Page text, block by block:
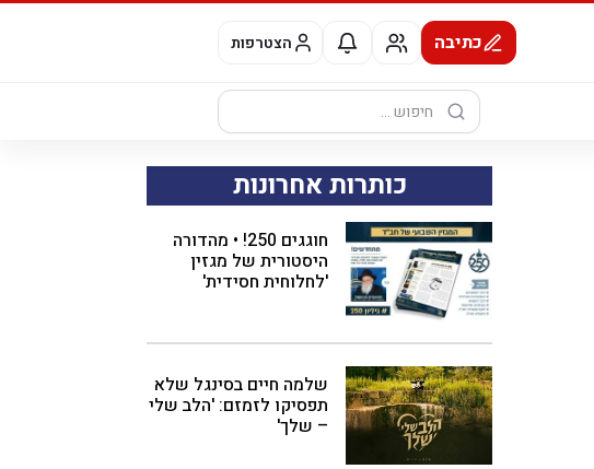
כתיבה הצטרפות
חיפוש:
כותרות אחרונות
חוגגים 250! • מהדורה
היסטורית של מגזין
'לחלוחית חסידית'
שלמה חיים בסינגל שלא
תפסיקו לזמזם: 'הלב שלי
– שלך'